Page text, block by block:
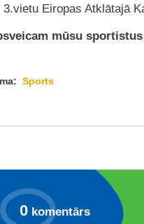
3.vietu Eiropas Atklātajā
mūsu
Sports
0 komentārs